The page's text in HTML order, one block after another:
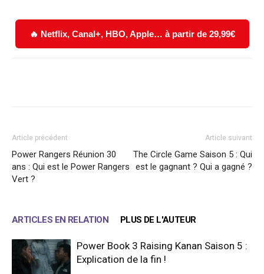
🔥 Netflix, Canal+, HBO, Apple… à partir de 29,99€
Article précédent
Power Rangers Réunion 30
ans : Qui est le Power Rangers
Vert ?
Article suivant
The Circle Game Saison 5 : Qui
est le gagnant ? Qui a gagné ?
ARTICLES EN RELATION PLUS DE L'AUTEUR
Power Book 3 Raising Kanan Saison 5 :
Explication de la fin !